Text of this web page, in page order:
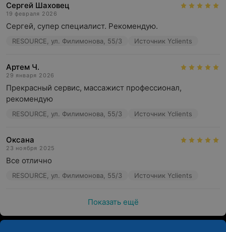
Сергей Шаховец
19 февраля 2026
Сергей, супер специалист. Рекомендую.
RESOURCE, ул. Филимонова, 55/3 Источник Yclients
Артем Ч.
29 января 2026
Прекрасный сервис, массажист профессионал,
рекомендую
RESOURCE, ул. Филимонова, 55/3 Источник Yclients
Оксана
23 ноября 2025
Все отлично
RESOURCE, ул. Филимонова, 55/3 Источник Yclients
Показать ещё